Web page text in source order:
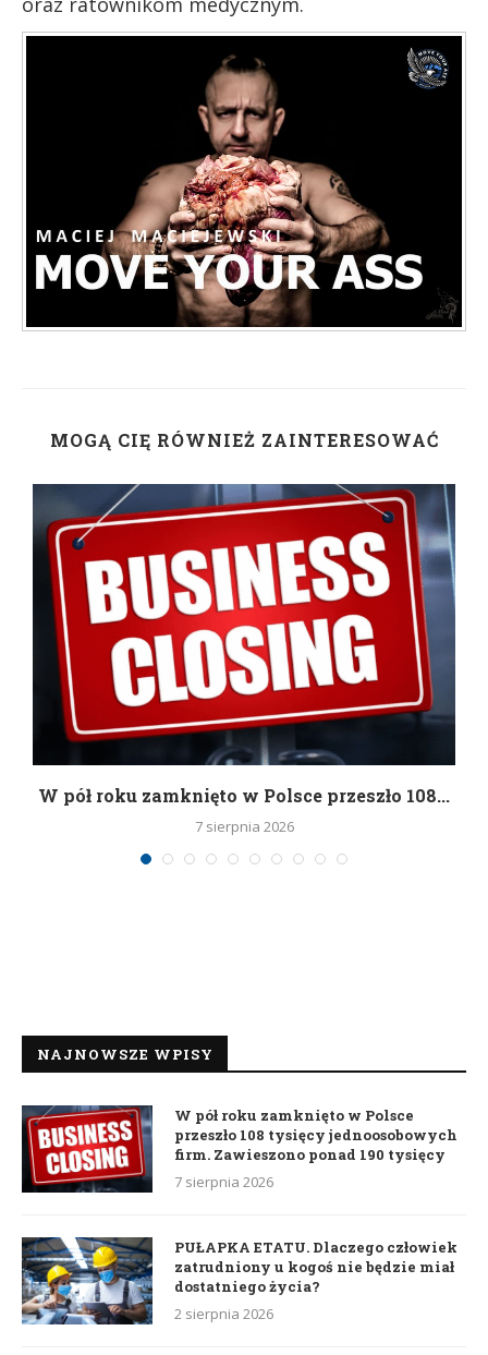
MOGĄ CIĘ RÓWNIEŻ ZAINTERESOWAĆ
W pół roku zamknięto w Polsce przeszło 108...
7 sierpnia 2026
NAJNOWSZE WPISY
W pół roku zamknięto w Polsce
przeszło 108 tysięcy jednoosobowych
firm. Zawieszono ponad 190 tysięcy
7 sierpnia 2026
PUŁAPKA ETATU. Dlaczego człowiek
zatrudniony u kogoś nie będzie miał
dostatniego życia?
2 sierpnia 2026